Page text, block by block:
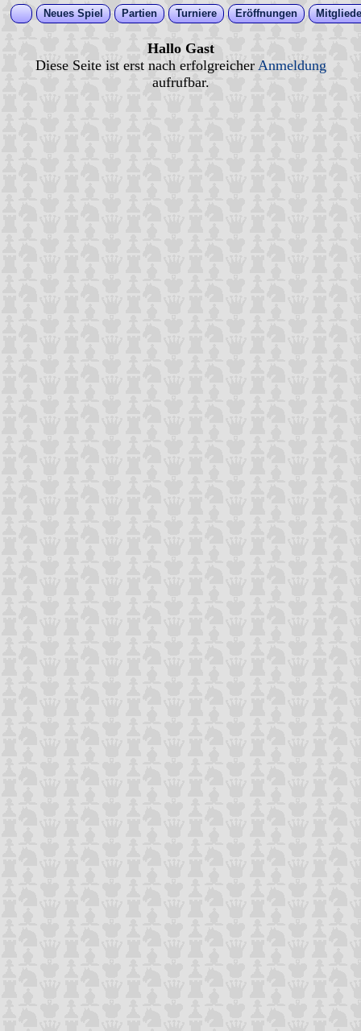
Neues Spiel Partien Turniere Eröffnungen
Hallo Gast
Diese Seite ist erst nach erfolgreicher Anmeldung
aufrufbar.